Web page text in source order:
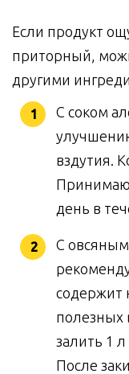
Если продукт
приторный,
другими
С соком
вздутия.
день в
С
содержит
полезных
залить 1
После